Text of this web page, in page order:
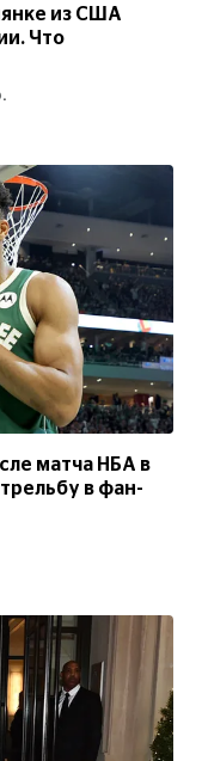
из США
Что
матча НБА в
в фан-